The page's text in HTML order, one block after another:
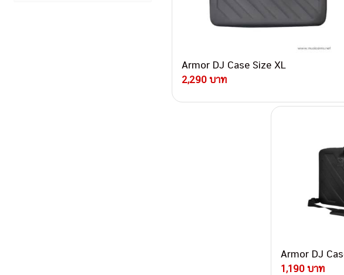
Armor DJ Case Size XL
2,290 บาท
Armor DJ
1,190 บาท